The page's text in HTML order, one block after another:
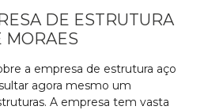
DE ESTRUTURA
MORAES
a empresa de estrutura aço
agora mesmo um
A empresa tem vasta